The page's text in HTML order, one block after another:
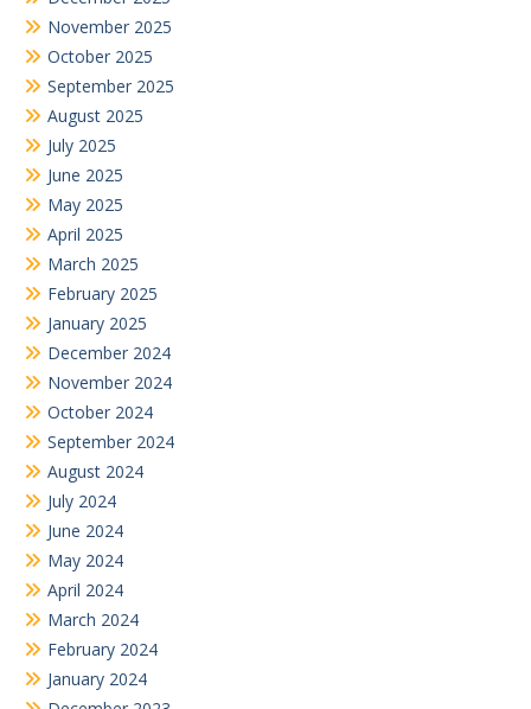
November 2025
October 2025
September 2025
August 2025
July 2025
June 2025
May 2025
April 2025
March 2025
February 2025
January 2025
December 2024
November 2024
October 2024
September 2024
August 2024
July 2024
June 2024
May 2024
April 2024
March 2024
February 2024
January 2024